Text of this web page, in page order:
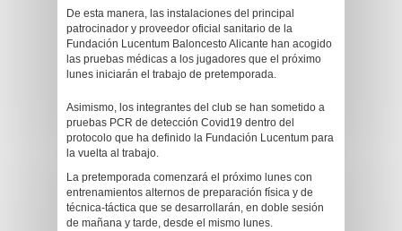
De esta manera, las instalaciones del principal
patrocinador y proveedor oficial sanitario de la
Fundación Lucentum Baloncesto Alicante han acogido
las pruebas médicas a los jugadores que el próximo
lunes iniciarán el trabajo de pretemporada.
Asimismo, los integrantes del club se han sometido a
pruebas PCR de detección Covid19 dentro del
protocolo que ha definido la Fundación Lucentum para
la vuelta al trabajo.
La pretemporada comenzará el próximo lunes con
entrenamientos alternos de preparación física y de
técnica-táctica que se desarrollarán, en doble sesión
de mañana y tarde, desde el mismo lunes.